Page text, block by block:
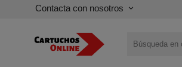
Contacta con nosotros keyboard_arrow_down